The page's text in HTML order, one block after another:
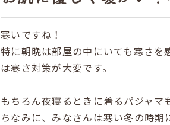
寒いですね！
特に朝晩は部屋の中にいても寒さ
は寒さ対策が大変です。
もちろん夜寝るときに着るパジャマ
ちなみに、みなさんは寒い冬の時